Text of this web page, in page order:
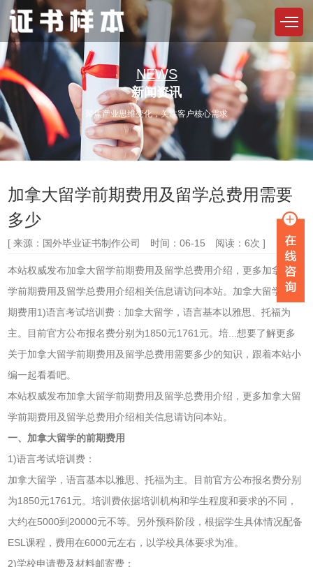
NEWS
新闻资讯
聚焦产业思维变化，关注客户核心需求
加拿大留学前期费用及留学总费用需要
多少
[ 来源：国外毕业证书制作公司 时间：06-15 阅读：6次 ]
本站权威发布加拿大留学前期费用及留学总费用介绍，更多加拿大留
学前期费用及留学总费用介绍相关信息请访问本站。加拿大留学的前
期费用1)语言考试培训费：加拿大留学，语言基本以雅思、托福为
主。目前官方公布报名费分别为1850元1761元。培...想要了解更多
关于加拿大留学前期费用及留学总费用需要多少的知识，跟着本站小
编一起看看吧。
本站权威发布加拿大留学前期费用及留学总费用介绍，更多加拿大留
学前期费用及留学总费用介绍相关信息请访问本站。
一、加拿大留学的前期费用
1)语言考试培训费：
加拿大留学，语言基本以雅思、托福为主。目前官方公布报名费分别
为1850元1761元。培训费依据培训机构和学生程度和要求的不同，
大约在5000到20000元不等。另外预科阶段，根据学生具体情况配备
ESL课程，费用在6000元左右，以学校具体要求为准。
2)学校申请费及材料邮寄费：